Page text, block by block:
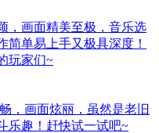
，画面精美至极，音乐选
简单易上手又极具深度！
玩家们~
，画面炫丽，虽然是老旧
乐趣！赶快试一试吧~